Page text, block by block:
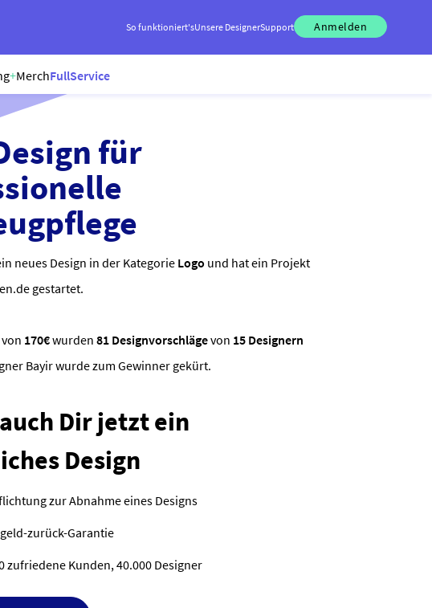
So funktioniert'sUnsere DesignerSupport Anmelden
+MerchFullService
für
neues Design in der Kategorie Logo und hat ein Projekt
gestartet.
170€wurden 81 Designvorschlägevon 15 Designern
Bayir wurde zum Gewinner gekürt.
Dir jetzt ein
Design
zur Abnahme eines Designs
zurück-Garantie
zufriedene Kunden, 40.000 Designer